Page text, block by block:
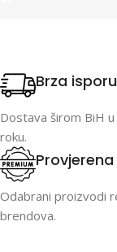
Brza
Dostava širom BiH
roku.
Odabrani proizvodi
brendova.